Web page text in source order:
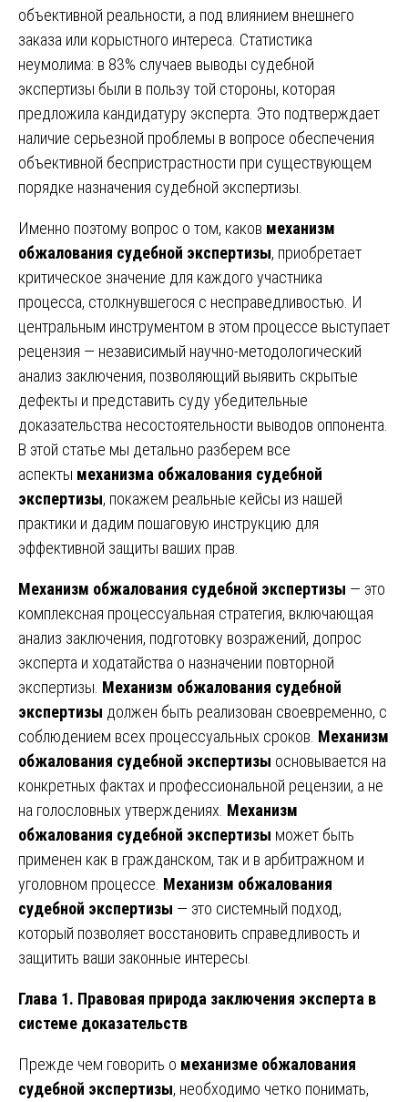
объективной реальности, а под влиянием внешнего
заказа или корыстного интереса. Статистика
неумолима: в 83% случаев выводы судебной
экспертизы были в пользу той стороны, которая
предложила кандидатуру эксперта. Это подтверждает
наличие серьезной проблемы в вопросе обеспечения
объективной беспристрастности при существующем
порядке назначения судебной экспертизы.
Именно поэтому вопрос о том, каков механизм
обжалования судебной экспертизы, приобретает
критическое значение для каждого участника
процесса, столкнувшегося с несправедливостью. И
центральным инструментом в этом процессе выступает
рецензия — независимый научно-методологический
анализ заключения, позволяющий выявить скрытые
дефекты и представить суду убедительные
доказательства несостоятельности выводов оппонента.
В этой статье мы детально разберем все
аспекты механизма обжалования судебной
экспертизы, покажем реальные кейсы из нашей
практики и дадим пошаговую инструкцию для
эффективной защиты ваших прав.
Механизм обжалования судебной экспертизы — это
комплексная процессуальная стратегия, включающая
анализ заключения, подготовку возражений, допрос
эксперта и ходатайства о назначении повторной
экспертизы. Механизм обжалования судебной
экспертизы должен быть реализован своевременно, с
соблюдением всех процессуальных сроков. Механизм
обжалования судебной экспертизы основывается на
конкретных фактах и профессиональной рецензии, а не
на голословных утверждениях. Механизм
обжалования судебной экспертизы может быть
применен как в гражданском, так и в арбитражном и
уголовном процессе. Механизм обжалования
судебной экспертизы — это системный подход,
который позволяет восстановить справедливость и
защитить ваши законные интересы.
Глава 1. Правовая природа заключения эксперта в
системе доказательств
Прежде чем говорить о механизме обжалования
судебной экспертизы, необходимо четко понимать,